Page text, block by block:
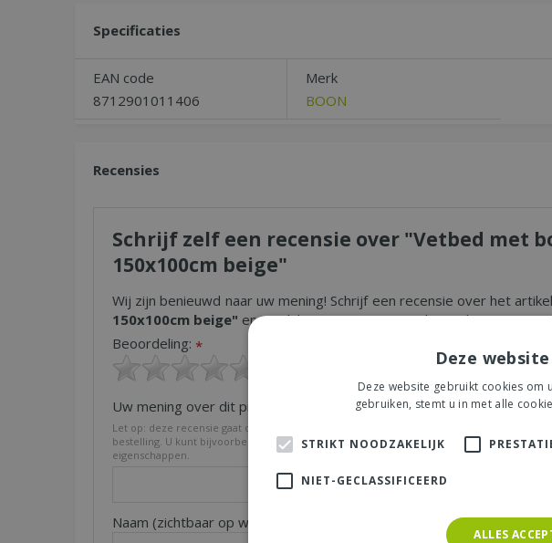
Specificaties
EAN code
8712901011406
Merk
BOON
Recensies
Schrijf zelf een recensie over "Vetbed met
150x100cm beige"
Wij zijn benieuwd naar uw mening! Schrijf een recensie over het artikel
150x100cm beige" en maak kans op een Nationale Tuinbon ter
Beoordeling: *
Uw mening over dit product:
Let op: deze recensie gaat over het product en niet over ons tuincentrum, de service of
bestelling. U kunt bijvoorbeeld in gaan op de kwaliteit van het product, de look & feel en
eigenschappen.
Naam (zichtbaar op website): Plaats (zichtbaar op
Deze
Deze website gebruikt cookies om
gebruiken, stemt u in met alle
STRIKT NOODZAKELIJK
NIET-GECLASSIFICEERD
ALLES